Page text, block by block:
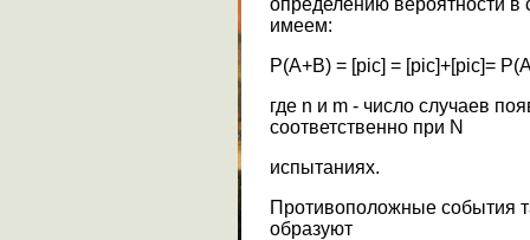
определению вероятности в
имеем:
P(A+B) = [pic] = [pic]+[pic]=
где n и m - число случаев
соответственно при N
испытаниях.
Противоположные события
образуют